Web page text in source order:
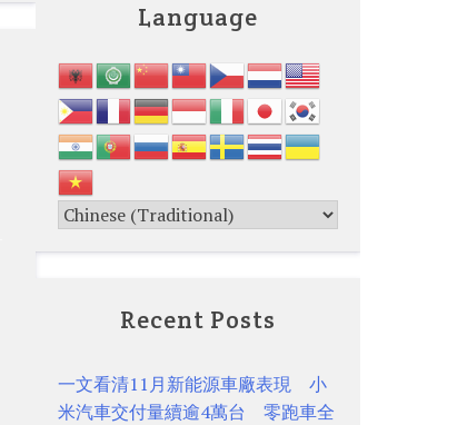
Language
Recent Posts
一文看清11月新能源車廠表現 小
米汽車交付量續逾4萬台 零跑車全